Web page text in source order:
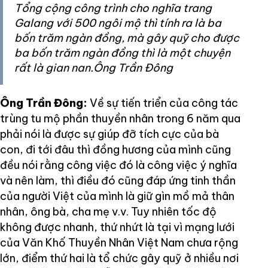
Tổng cộng công trình cho nghĩa trang
Galang với 500 ngôi mộ thì tính ra là ba
bốn trăm ngàn đồng, mà gây quỹ cho được
ba bốn trăm ngàn đồng thì là một chuyện
rất là gian nan.Ông Trần Đông
Ông Trần Đông: Về sự tiến triển của công tác
trùng tu mộ phần thuyền nhân trong 6 năm qua
phải nói là được sự giúp đỡ tích cực của bà
con, đi tới đâu thì đồng hương của mình cũng
đều nói rằng công việc đó là công việc ý nghĩa
và nên làm, thì điều đó cũng đáp ứng tinh thần
của người Việt của mình là giữ gìn mồ mả thân
nhân, ông bà, cha mẹ v.v. Tuy nhiên tốc độ
không được nhanh, thứ nhứt là tại vì mạng lưới
của Văn Khố Thuyền Nhân Việt Nam chưa rộng
lớn, điểm thứ hai là tổ chức gây quỹ ở nhiều nơi